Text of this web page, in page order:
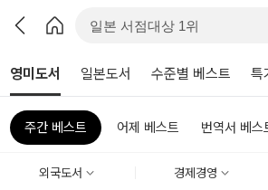
영미도서 일본도서 수준별 베스트 특
주간 베스트 어제 베스트 번역서 베스
외국도서 경제경영